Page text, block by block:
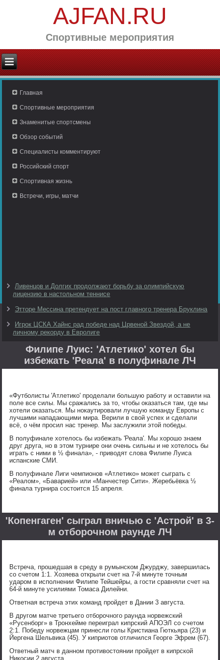
AJFAN.RU
Спортивные мероприятия
Главная
Спортивные мероприятия
Знаменитые спортсмены
Обзор событий
Специалисты комментируют
Российский спорт
Спортивная жизнь
Встречи, игры, матчи
Ливенцов и Долгих продолжают борьбу за олимпийскую
лицензию в настольном теннисе
Этторе Мессина претендует на пост главного тренера Бруклина
Игрок ЦСКА Хайнс рад победе над Црвеной Звездой, а не
личному рекорду в Евролиге
Филипе Луис: 'Атлетико' хотел бы
избежать 'Реала' в полуфинале ЛЧ
«Футболисты 'Атлетико' проделали большую работу и оставили на
поле все силы. Мы сражались за то, чтобы оказаться там, где мы
хотели оказаться. Мы нокаутировали лучшую команду Европы с
лучшими нападающими мира. Верили в свой успех и сделали
всё, о чём просил нас тренер. Мы заслужили этой победы.
В полуфинале хотелось бы избежать 'Реала'. Мы хорошо знаем
друг друга, но в этом турнире они очень сильны и не хотелось бы
играть с ними в ½ финала», - приводят слова Филипе Луиса
испанские СМИ.
В полуфинале Лиги чемпионов «Атлетико» может сыграть с
«Реалом», «Баварией» или «Манчестер Сити». Жеребьёвка ½
финала турнира состоится 15 апреля.
'Копенгаген' сыграл вничью с 'Астрой' в 3-
м отборочном раунде ЛЧ
Встреча, прошедшая в среду в румынском Джурджу, завершилась
со счетом 1:1. Хозяева открыли счет на 7-й минуте точным
ударом в исполнении Филипе Тейшейры, а гости сравняли счет на
64-й минуте усилиями Томаса Дилейни.
Ответная встреча этих команд пройдет в Дании 3 августа.
В другом матче третьего отборочного раунда норвежский
«Русенборг» в Тронхейме переиграл кипрский АПОЭЛ со счетом
2:1. Победу норвежцам принесли голы Кристиана Гюткьяра (23) и
Йергена Шельвика (45). У киприотов отличился Георге Эфрем (67).
Ответный матч в данном противостоянии пройдет в кипрской
Никосии 2 августа.